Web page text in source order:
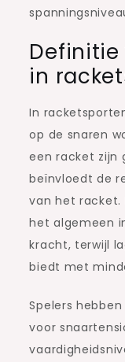
in
In
op de snaren
een racket zijn
beïnvloedt de
van het racket.
het algemeen
kracht, terwijl
biedt met
Spelers
voor